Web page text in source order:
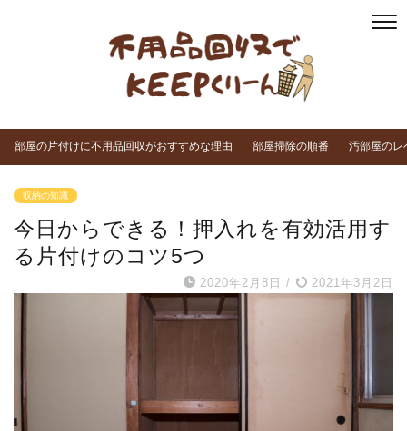
部屋の片付けに不用品回収がおすすめな理由 部屋掃除の順番 汚部屋のレ
収納の知識
今日からできる！押入れを有効活用す
る片付けのコツ5つ
2020年2月8日 / 2021年3月2日